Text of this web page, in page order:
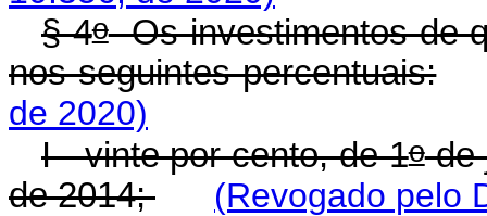
§ 4oOs investimentos de
nos seguintes percentuais:
de 2020)
I - vinte por cento, de 1ode
de 2014;
(Revogado pelo